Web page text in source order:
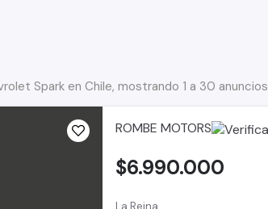
Spark en Chile, mostrando 1 a 30 anuncios
ROMBE MOTORS
La Reina
$6.990.000